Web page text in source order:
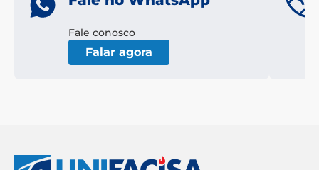
Fale conosco
Falar agora